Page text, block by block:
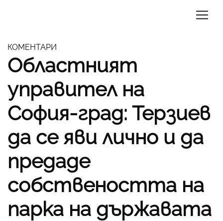
КОМЕНТАРИ
Областният
управител на
София-град: Терзиев
да се яви лично и да
предаде
собствеността на
парка на държавата